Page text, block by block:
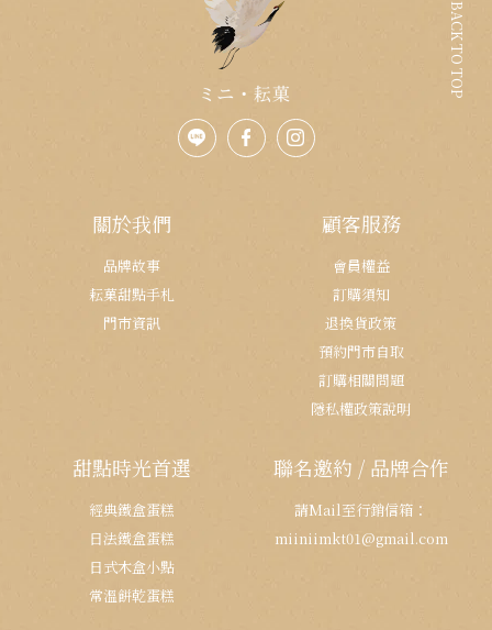
關於我們
品牌故事
耘菓甜點手札
門市資訊
顧客服務
會員權益
訂購須知
退換貨政策
預約門市自取
訂購相關問題
隱私權政策說明
甜點時光首選
經典鐵盒蛋糕
日法鐵盒蛋糕
日式木盒小點
常溫餅乾蛋糕
聯名邀約 / 品牌合作
請Mail至行銷信箱：
miiniimkt01@gmail.com
BACK TO TOP